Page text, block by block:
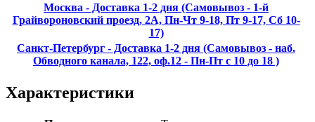
Москва - Доставка 1-2 дня (Самовывоз - 1-й
Грайвороновский проезд, 2А, Пн-Чт 9-18, Пт 9-17, Сб 10-
17)
Санкт-Петербург - Доставка 1-2 дня (Самовывоз - наб.
Обводного канала, 122, оф.12 - Пн-Пт с 10 до 18 )
Характеристики